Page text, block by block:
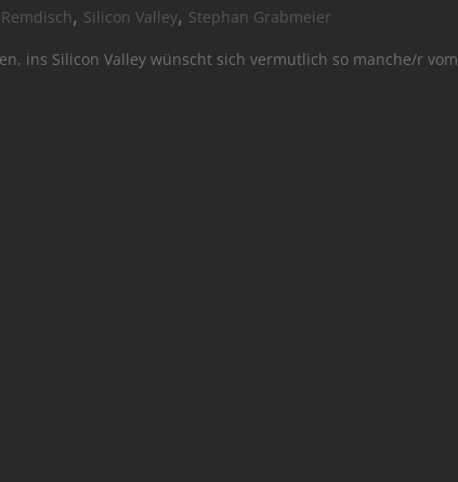
, Silicon Valley, Stephan Grabmeier
ins Silicon Valley wünscht sich vermutlich so manche/r vom